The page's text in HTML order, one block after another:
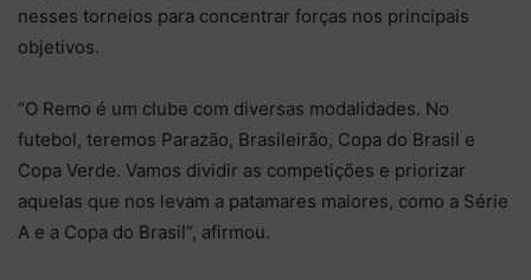
nesses torneios para concentrar forças nos principais
objetivos.
“O Remo é um clube com diversas modalidades. No
futebol, teremos Parazão, Brasileirão, Copa do Brasil e
Copa Verde. Vamos dividir as competições e priorizar
aquelas que nos levam a patamares maiores, como a Série
A e a Copa do Brasil”, afirmou.